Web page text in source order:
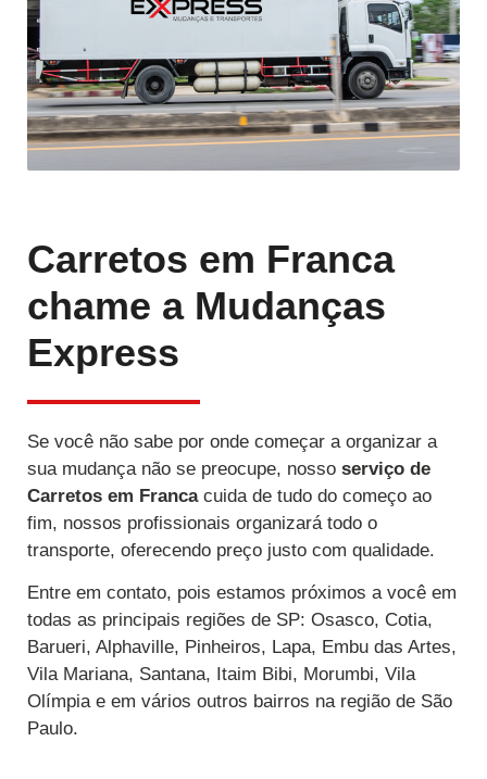
Carretos em Franca
chame a Mudanças
Express
Se você não sabe por onde começar a organizar a
sua mudança não se preocupe, nosso serviço de
Carretos em Francacuida de tudo do começo ao
fim, nossos profissionais organizará todo o
transporte, oferecendo preço justo com qualidade.
Entre em contato, pois estamos próximos a você em
todas as principais regiões de SP: Osasco, Cotia,
Barueri, Alphaville, Pinheiros, Lapa, Embu das Artes,
Vila Mariana, Santana, Itaim Bibi, Morumbi, Vila
Olímpia e em vários outros bairros na região de São
Paulo.